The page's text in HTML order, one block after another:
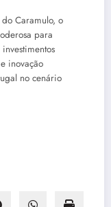
Caramulo, o
para
inovação
no cenário